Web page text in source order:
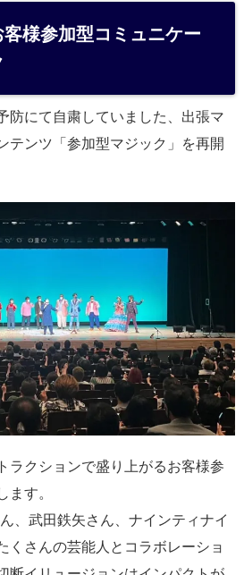
様参加型コミュニケー
防にて自粛していました、出張マ
テンツ「参加型マジック」を再開
ラクションで盛り上がるお客様参
ます。
、武田鉄矢さん、ナインティナイ
くさんの芸能人とコラボレーショ